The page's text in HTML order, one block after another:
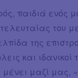
παιδιά ενός
του
της
και
μαζί μας,